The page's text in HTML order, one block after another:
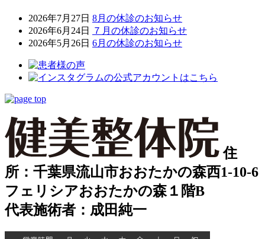
2026年7月27日 8月の休診のお知らせ
2026年6月24日
７月の休診のお知らせ
2026年5月26日 6月の休診のお知らせ
住
所：千葉県流山市おおたかの森西1-10-6
フェリシアおおたかの森１階B
代表施術者：成田純一